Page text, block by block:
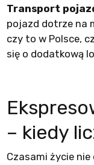
Transport
pojazd dotrze na
czy to w Polsce,
się o dodatkową
– kiedy
Czasami życie